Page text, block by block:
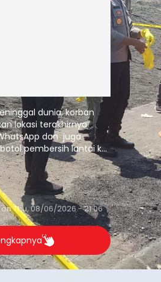
dunia, korban
lokasi terakhirnya
dan juga
pembersih lantai ke
onThu, 08/06/2026 - 21:06